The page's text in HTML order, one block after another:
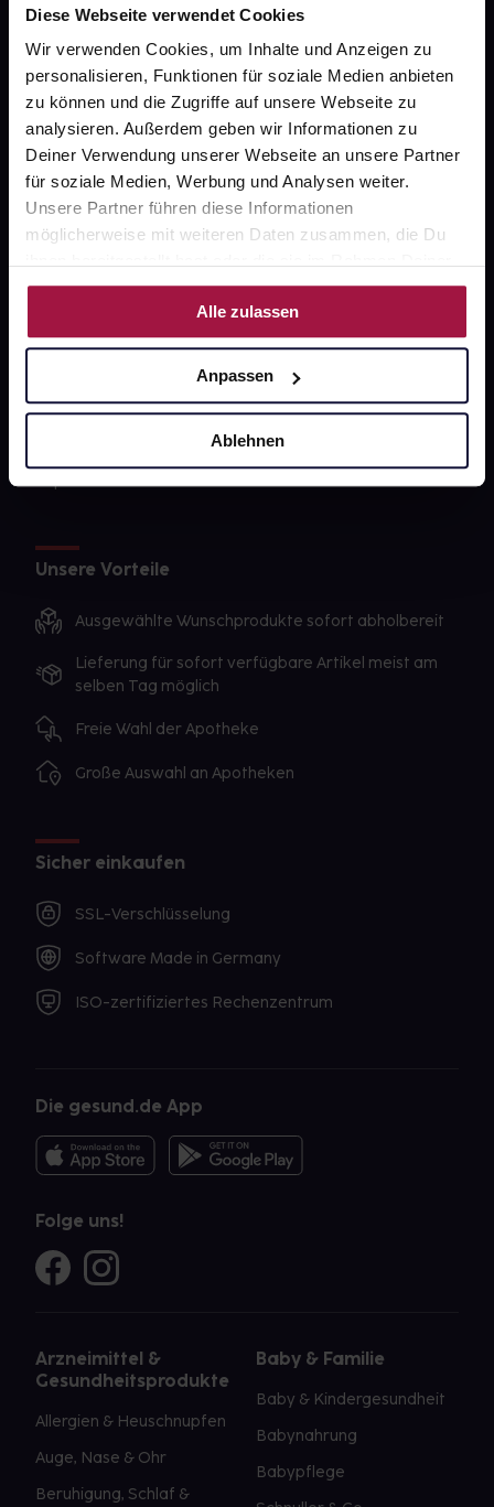
Diese Webseite verwendet Cookies
Wir verwenden Cookies, um Inhalte und Anzeigen zu
personalisieren, Funktionen für soziale Medien anbieten
zu können und die Zugriffe auf unsere Webseite zu
analysieren. Außerdem geben wir Informationen zu
Deiner Verwendung unserer Webseite an unsere Partner
für soziale Medien, Werbung und Analysen weiter.
Unsere Partner führen diese Informationen
möglicherweise mit weiteren Daten zusammen, die Du
Nutzung der Dienste gesammelt haben.
Alle zulassen
Anpassen
Ablehnen
gesund.de
Über uns
Karriere
Barrierefreiheitserklärung
Datenschutz
Impressum
Unsere Vorteile
Ausgewählte Wunschprodukte sofort abholbereit
Lieferung für sofort verfügbare Artikel meist am
selben Tag möglich
Freie Wahl der Apotheke
Große Auswahl an Apotheken
Sicher einkaufen
SSL-Verschlüsselung
Software Made in Germany
ISO-zertifiziertes Rechenzentrum
Die gesund.de App
Folge uns!
Arzneimittel &
Gesundheitsprodukte
Allergien & Heuschnupfen
Auge, Nase & Ohr
Beruhigung, Schlaf &
Baby & Familie
Baby & Kindergesundheit
Babynahrung
Babypflege